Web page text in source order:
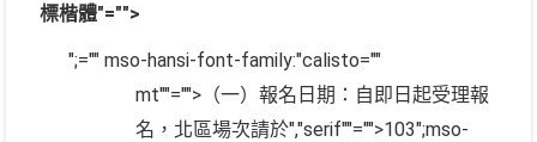
標楷體"="">
";="" mso-hansi-font-family:"calisto=""
mt""="">（一）報名日期：自即日起受理報
名，北區場次請於","serif""="">103";mso-